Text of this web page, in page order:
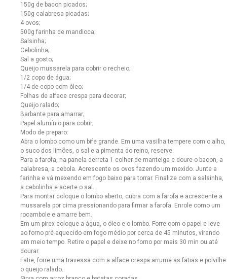
150g de bacon picados;
150g calabresa picadas;
4 ovos;
500g farinha de mandioca;
Salsinha;
Cebolinha;
Sal a gosto;
Queijo mussarela para cobrir o recheio;
1/2 copo de água;
1/4 de copo com óleo;
Folhas de alface crespa para decorar;
Queijo ralado;
Barbante para amarrar;
Papel alumínio para cobrir;
Modo de preparo:
Abra o lombo como um bife grande. Em uma vasilha tempere com o alho,
o suco dos limões, o sal e a pimenta do reino, reserve.
Para a farofa, na panela derreta 1 colher de manteiga e doure o bacon, a
calabresa, a cebola. Acrescente os ovos fazendo um mexido. Junte a
farinha e vá mexendo em fogo baixo para torrar. Finalize com a salsinha,
a cebolinha e acerte o sal.
Para montar coloque o lombo aberto, cubra com a farofa e acrescente a
mussarela por cima pressionando para firmar a farofa. Enrole como um
rocambole e amarre bem.
Em um pirex coloque a água, o óleo e o lombo. Forre com o papel e leve
ao forno pré-aquecido em fogo médio por cerca de 45 minutos, virando
em meio tempo. Retire o papel e deixe no forno por mais 30 min ou até
dourar.
Fatie, forre uma travessa com a alface crespa arrume as fatias e polvilhe
o queijo ralado.